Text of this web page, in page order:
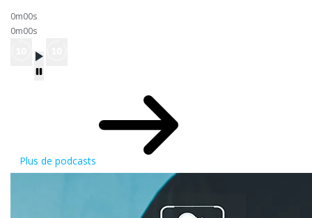
0m00s
0m00s
Plus de podcasts